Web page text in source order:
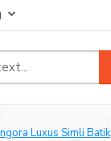
Luxus Simli Batik